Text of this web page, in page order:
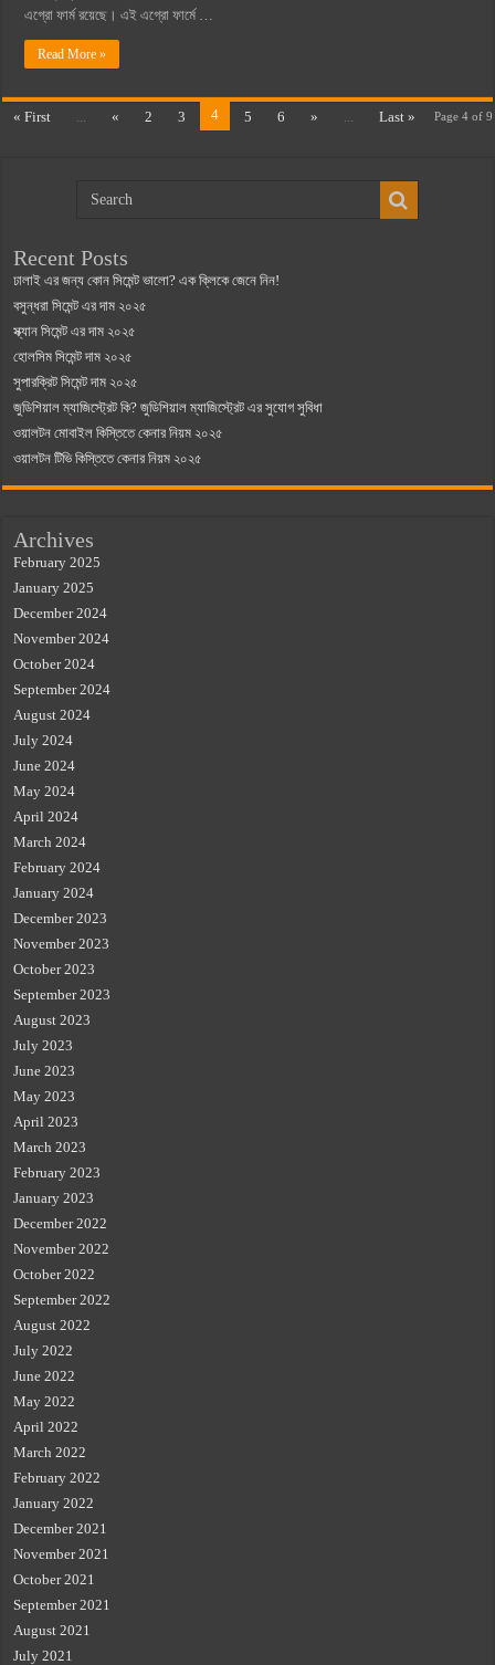
এগ্রো ফার্ম রয়েছে। এই এগ্রো ফার্মে …
Read More »
Page 4 of 9
« First ... « 2 3 4 5 6 » ... Last »
Recent Posts
ঢালাই এর জন্য কোন সিমেন্ট ভালো? এক ক্লিকে জেনে নিন!
বসুন্ধরা সিমেন্ট এর দাম ২০২৫
স্ক্যান সিমেন্ট এর দাম ২০২৫
হোলসিম সিমেন্ট দাম ২০২৫
সুপারক্রিট সিমেন্ট দাম ২০২৫
জুডিশিয়াল ম্যাজিস্ট্রেট কি? জুডিশিয়াল ম্যাজিস্ট্রেট এর সুযোগ সুবিধা
ওয়ালটন মোবাইল কিস্তিতে কেনার নিয়ম ২০২৫
ওয়ালটন টিভি কিস্তিতে কেনার নিয়ম ২০২৫
Archives
February 2025
January 2025
December 2024
November 2024
October 2024
September 2024
August 2024
July 2024
June 2024
May 2024
April 2024
March 2024
February 2024
January 2024
December 2023
November 2023
October 2023
September 2023
August 2023
July 2023
June 2023
May 2023
April 2023
March 2023
February 2023
January 2023
December 2022
November 2022
October 2022
September 2022
August 2022
July 2022
June 2022
May 2022
April 2022
March 2022
February 2022
January 2022
December 2021
November 2021
October 2021
September 2021
August 2021
July 2021